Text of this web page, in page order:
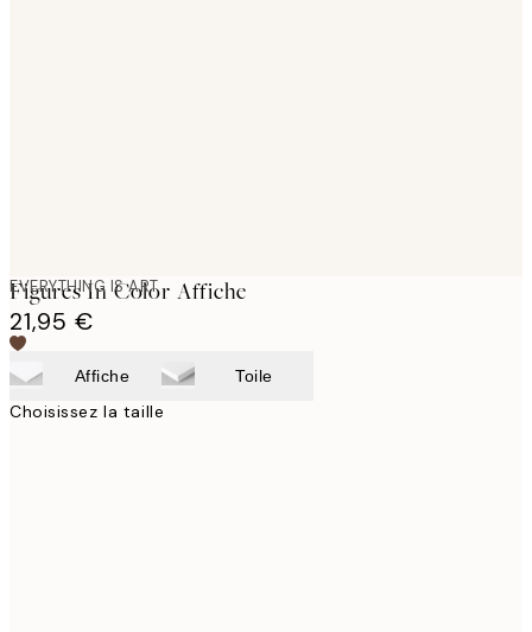
EVERYTHING IS ART
Figures In Color Affiche
21,95 €
Affiche Toile
Choisissez la taille